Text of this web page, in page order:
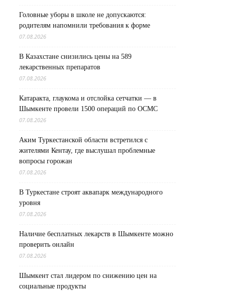
Головные уборы в школе не допускаются:
родителям напомнили требования к форме
07.08.2026
В Казахстане снизились цены на 589
лекарственных препаратов
07.08.2026
Катаракта, глаукома и отслойка сетчатки — в
Шымкенте провели 1500 операций по ОСМС
07.08.2026
Аким Туркестанской области встретился с
жителями Кентау, где выслушал проблемные
вопросы горожан
07.08.2026
В Туркестане строят аквапарк международного
уровня
07.08.2026
Наличие бесплатных лекарств в Шымкенте можно
проверить онлайн
07.08.2026
Шымкент стал лидером по снижению цен на
социальные продукты